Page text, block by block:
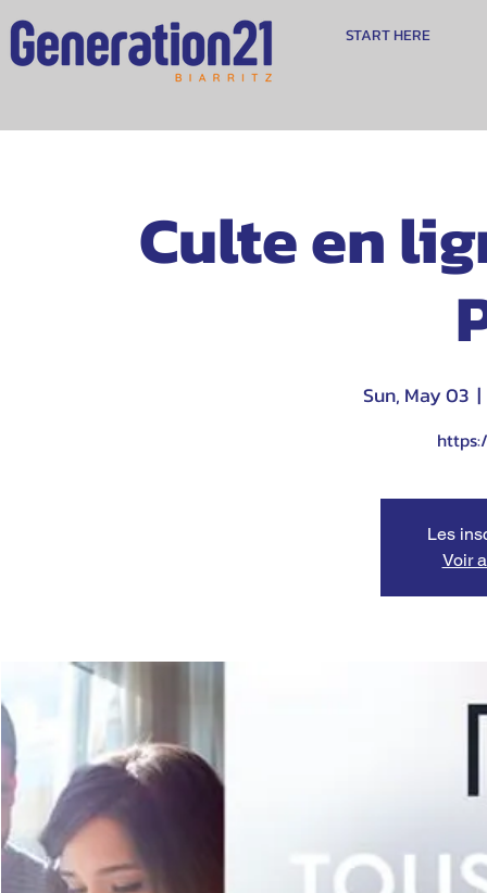
START HERE
Culte en
Sun, May 03
Les
Voir